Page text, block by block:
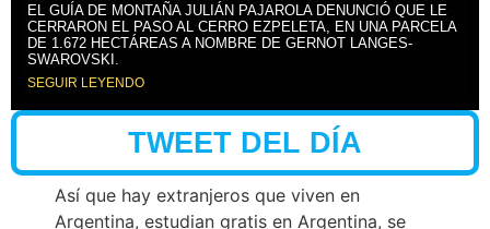
EL GUÍA DE MONTAÑA JULIÁN PAJAROLA DENUNCIÓ QUE LE
CERRARON EL PASO AL CERRO EZPELETA, EN UNA PARCELA
DE 1.672 HECTÁREAS A NOMBRE DE GERNOT LANGES-
SWAROVSKI.
SEGUIR LEYENDO
TWEET DEL DÍA
Así que hay extranjeros que viven en
Argentina, estudian gratis en Argentina, se